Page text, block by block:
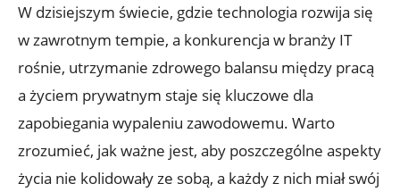
W dzisiejszym świecie, gdzie technologia rozwija się
w zawrotnym tempie, a konkurencja w branży IT
rośnie, utrzymanie zdrowego balansu między pracą
a życiem prywatnym staje się kluczowe dla
zapobiegania wypaleniu zawodowemu. Warto
zrozumieć, jak ważne jest, aby poszczególne aspekty
życia nie kolidowały ze sobą, a każdy z nich miał swój